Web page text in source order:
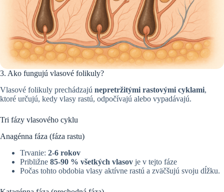
3. Ako fungujú vlasové folikuly?
Vlasové folikuly prechádzajú nepretržitými rastovými cyklami,
ktoré určujú, kedy vlasy rastú, odpočívajú alebo vypadávajú.
Tri fázy vlasového cyklu
Anagénna fáza (fáza rastu)
Trvanie: 2-6 rokov
Približne 85-90 % všetkých vlasov je v tejto fáze
Počas tohto obdobia vlasy aktívne rastú a zväčšujú svoju dĺžku.